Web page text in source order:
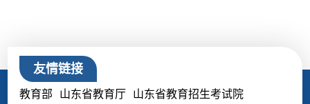
友情链接
教育部 山东省教育厅
山东省教育招生考试院